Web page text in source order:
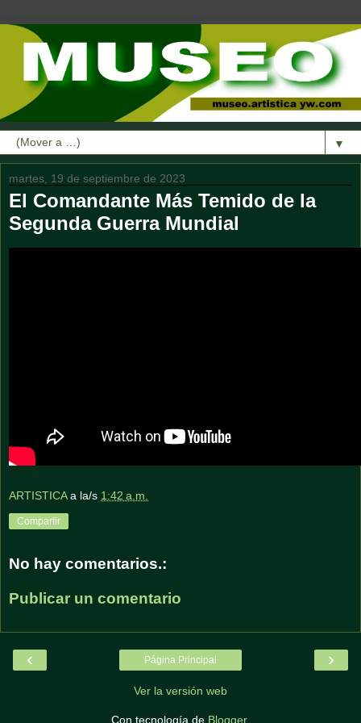
▼
martes, 19 de septiembre de 2023
El Comandante Más Temido de la
Segunda Guerra Mundial
ARTISTICA a la/s 1:42 a.m.
Compartir
No hay comentarios.:
Publicar un comentario
‹ ›
Página Principal
Ver la versión web
Con tecnología de Blogger.